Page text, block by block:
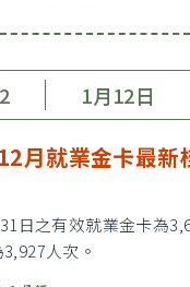
1月12日
月就業金卡最新
日之有效就業金卡為
人次。